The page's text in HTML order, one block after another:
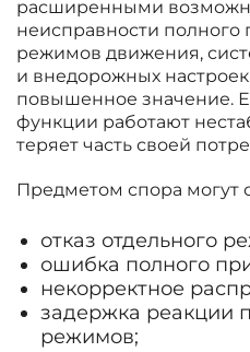
расширенными
неисправности полного
режимов движения,
и внедорожных
повышенное значение.
функции работают
теряет часть своей
Предметом спора могут
отказ отдельного
ошибка полного
некорректное
задержка реакции
режимов;